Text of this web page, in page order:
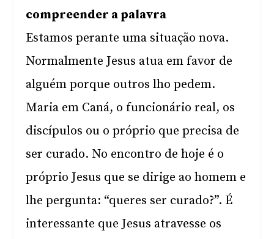
compreender a palavra
Estamos perante uma situação nova.
Normalmente Jesus atua em favor de
alguém porque outros lho pedem.
Maria em Caná, o funcionário real, os
discípulos ou o próprio que precisa de
ser curado. No encontro de hoje é o
próprio Jesus que se dirige ao homem e
lhe pergunta: “queres ser curado?”. É
interessante que Jesus atravesse os